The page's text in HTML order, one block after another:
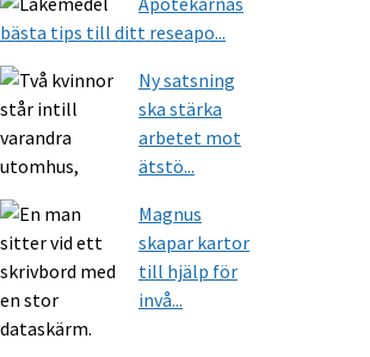
bästa tips till ditt reseapo...
Ny satsning
ska stärka
arbetet mot
ätstö...
Magnus
skapar kartor
till hjälp för
invå...